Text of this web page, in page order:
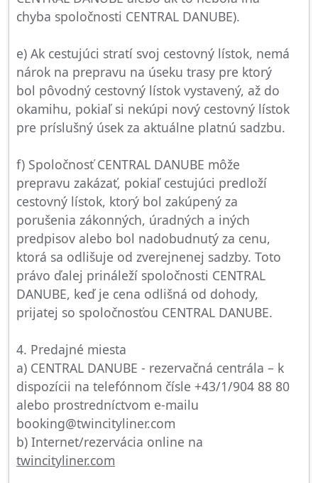
chyba spoločnosti CENTRAL DANUBE).
e) Ak cestujúci stratí svoj cestovný lístok, nemá
nárok na prepravu na úseku trasy pre ktorý
bol pôvodný cestovný lístok vystavený, až do
okamihu, pokiaľ si nekúpi nový cestovný lístok
pre príslušný úsek za aktuálne platnú sadzbu.
f) Spoločnosť CENTRAL DANUBE môže
prepravu zakázať, pokiaľ cestujúci predloží
cestovný lístok, ktorý bol zakúpený za
porušenia zákonných, úradných a iných
predpisov alebo bol nadobudnutý za cenu,
ktorá sa odlišuje od zverejnenej sadzby. Toto
právo ďalej prináleží spoločnosti CENTRAL
DANUBE, keď je cena odlišná od dohody,
prijatej so spoločnosťou CENTRAL DANUBE.
4. Predajné miesta
a) CENTRAL DANUBE - rezervačná centrála – k
dispozícii na telefónnom čísle +43/1/904 88 80
alebo prostredníctvom e-mailu
booking@twincityliner.com
b) Internet/rezervácia online na
twincityliner.com